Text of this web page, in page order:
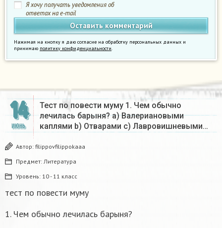
Я хочу получать уведомления об
ответах на e-mail
Нажимая на кнопку я даю согласие на обработку персональных данных и
принимаю политику конфиденциальности.
14
ИЮНЬ
Тест по повести муму 1. Чем обычно
лечилась барыня? a) Валериановыми
каплями b) Отварами c) Лавровишневыми…
Автор: filippovfilippokaaa
Предмет: Литература
Уровень: 10 - 11 класс
тест по повести муму
1. Чем обычно лечилась барыня?